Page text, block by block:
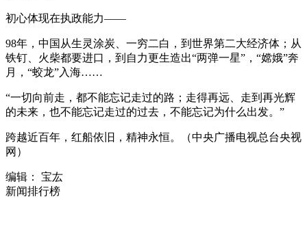
初心体现在执政能力——
98年，中国从生灵涂炭、一穷二白，到世界第二大经济体；从
铁钉、火柴都要进口，到自力更生造出“两弹一星”，“嫦娥”奔
月，“蛟龙”入海……
“一切向前走，都不能忘记走过的路；走得再远、走到再光辉
的未来，也不能忘记走过的过去，不能忘记为什么出发。”
跨越近百年，红船依旧，精神永恒。（中央广播电视总台央视
网）
编辑： 宝厷
新闻排行榜